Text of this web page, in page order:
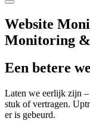
Website
Monitoring
Een betere
Laten we eerlijk zijn –
stuk of vertragen.
er is gebeurd.